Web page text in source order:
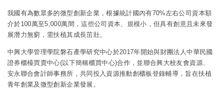
我國有為數眾多的微型創新企業，根據統計國內有70%左右公司資本額
介於100萬至5,000萬間，這些公司資本、規模小，但具有創意且未來發
展潛力無窮，需扶植其成長茁壯。
中興大學管理學院磐石產學研究中心於2017年開始與財團法人中華民國
證券櫃檯買賣中心(以下簡稱櫃買中心)合作，並聯合興大校友會資源、
安永聯合會計師事務所，共同投入資源推動創櫃板登錄輔導，旨在扶植
青年創業及微型創新企業發展。